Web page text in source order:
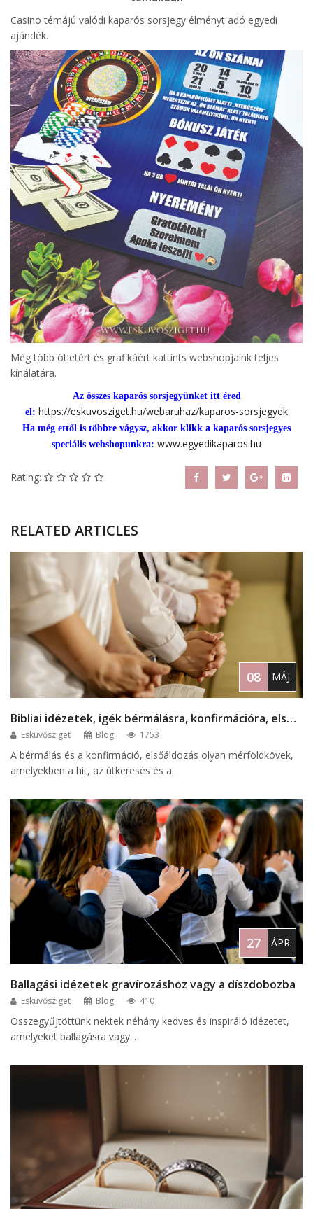
Casino témájú valódi kaparós sorsjegy élményt adó egyedi
ajándék.
Még több ötletért és grafikáért kattints webshopjaink teljes
kínálatára.
Az összes kaparós sorsjegyünket itt éred
el: https://eskuvosziget.hu/webaruhaz/kaparos-sorsjegyek
Ha még ettől is többre vágysz, akkor klikk a kaparós sorsjegyes
speciális webshopunkra: www.egyedikaparos.hu
Rating:
RELATED ARTICLES
08 MÁJ.
Bibliai idézetek, igék bérmálásra, konfirmációra, elsőáldozásra
Esküvősziget Blog 1753
A bérmálás és a konfirmáció, elsőáldozás olyan mérföldkövek,
amelyekben a hit, az útkeresés és a...
27 ÁPR.
Ballagási idézetek gravírozáshoz vagy a díszdobozba
Esküvősziget Blog 410
Összegyűjtöttünk nektek néhány kedves és inspiráló idézetet,
amelyeket ballagásra vagy...